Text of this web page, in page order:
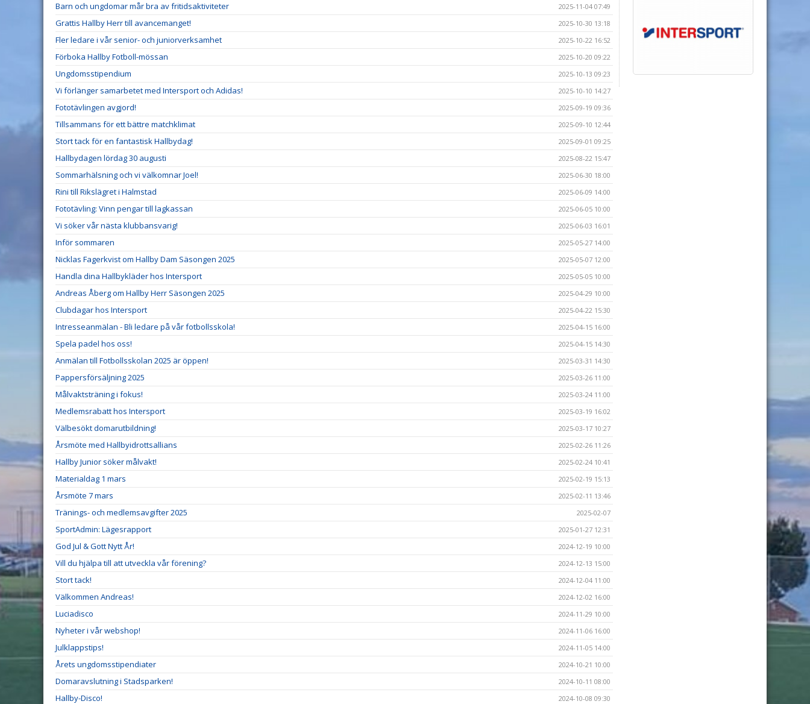
Barn och ungdomar mår bra av fritidsaktiviteter 2025-11-04 07:49
Grattis Hallby Herr till avancemanget! 2025-10-30 13:18
Fler ledare i vår senior- och juniorverksamhet 2025-10-22 16:52
Förboka Hallby Fotboll-mössan 2025-10-20 09:22
Ungdomsstipendium 2025-10-13 09:23
Vi förlänger samarbetet med Intersport och Adidas! 2025-10-10 14:27
Fototävlingen avgjord! 2025-09-19 09:36
Tillsammans för ett bättre matchklimat 2025-09-10 12:44
Stort tack för en fantastisk Hallbydag! 2025-09-01 09:25
Hallbydagen lördag 30 augusti 2025-08-22 15:47
Sommarhälsning och vi välkomnar Joel! 2025-06-30 18:00
Rini till Rikslägret i Halmstad 2025-06-09 14:00
Fototävling: Vinn pengar till lagkassan 2025-06-05 10:00
Vi söker vår nästa klubbansvarig! 2025-06-03 16:01
Inför sommaren 2025-05-27 14:00
Nicklas Fagerkvist om Hallby Dam Säsongen 2025 2025-05-07 12:00
Handla dina Hallbykläder hos Intersport 2025-05-05 10:00
Andreas Åberg om Hallby Herr Säsongen 2025 2025-04-29 10:00
Clubdagar hos Intersport 2025-04-22 15:30
Intresseanmälan - Bli ledare på vår fotbollsskola! 2025-04-15 16:00
Spela padel hos oss! 2025-04-15 14:30
Anmälan till Fotbollsskolan 2025 är öppen! 2025-03-31 14:30
Pappersförsäljning 2025 2025-03-26 11:00
Målvaktsträning i fokus! 2025-03-24 11:00
Medlemsrabatt hos Intersport 2025-03-19 16:02
Välbesökt domarutbildning! 2025-03-17 10:27
Årsmöte med Hallbyidrottsallians 2025-02-26 11:26
Hallby Junior söker målvakt! 2025-02-24 10:41
Materialdag 1 mars 2025-02-19 15:13
Årsmöte 7 mars 2025-02-11 13:46
Tränings- och medlemsavgifter 2025 2025-02-07
SportAdmin: Lägesrapport 2025-01-27 12:31
God Jul & Gott Nytt År! 2024-12-19 10:00
Vill du hjälpa till att utveckla vår förening? 2024-12-13 15:00
Stort tack! 2024-12-04 11:00
Välkommen Andreas! 2024-12-02 16:00
Luciadisco 2024-11-29 10:00
Nyheter i vår webshop! 2024-11-06 16:00
Julklappstips! 2024-11-05 14:00
Årets ungdomsstipendiater 2024-10-21 10:00
Domaravslutning i Stadsparken! 2024-10-11 08:00
Hallby-Disco! 2024-10-08 09:30